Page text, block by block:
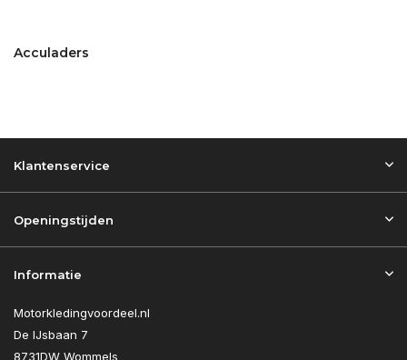
Acculaders
Klantenservice
Openingstijden
Informatie
Motorkledingvoordeel.nl
De IJsbaan 7
8731DW Wommels